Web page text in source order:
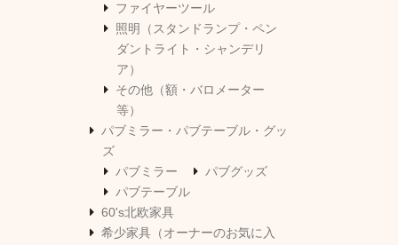
ファイヤーツール
照明（スタンドランプ・ペン
ダントライト・シャンデリ
ア）
その他（額・バロメーター
等）
パブミラー・パブテーブル・グッ
ズ
パブミラー
パブグッズ
パブテーブル
60's北欧家具
希少家具（オーナーのお気に入